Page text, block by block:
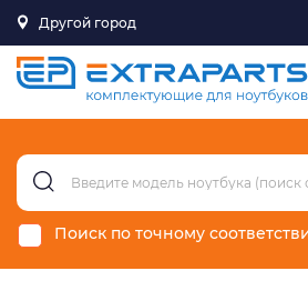
Другой город
Поиск по точному